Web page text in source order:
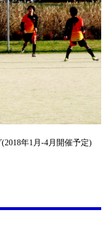
年1月-4月開催予定)